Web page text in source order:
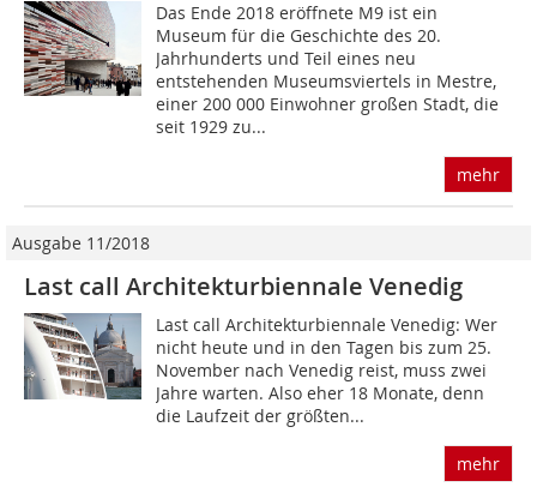
Das Ende 2018 eröffnete M9 ist ein
Museum für die Geschichte des 20.
Jahrhunderts und Teil eines neu
entstehenden Museumsviertels in Mestre,
einer 200 000 Einwohner großen Stadt, die
seit 1929 zu...
mehr
Ausgabe 11/2018
Last call Architekturbiennale Venedig
Last call Architekturbiennale Venedig: Wer
nicht heute und in den Tagen bis zum 25.
November nach Venedig reist, muss zwei
Jahre warten. Also eher 18 Monate, denn
die Laufzeit der größten...
mehr